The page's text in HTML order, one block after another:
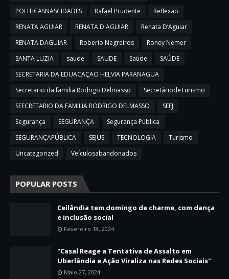
POLITICASNASCIDADES
Rafael Prudente
Reflexão
RENATA AGUIAR
RENATA D'AGUIAR
Renata D’Aguiar
RENATA DAGUIAR
Roberio Negreiros
Roney Nemer
SANTA LUZIA
saude SAUDE Saúde
SAÚDE
SECRETARIA DA EDUACAÇAO HELVIA PARANAGUA
Secretario da familia Rodrigo Delmasso
SecretáriodeTurismo
SEECRETARIO DA FAMILIA RODRIGO DELMASSO
SEFJ
Segurança
SEGURANÇA
Segurança Pública
SEGURANÇAPÚBLICA
SEJUS TECNOLOGIA
Turismo
Uncategorized
Veículosabandonados
POPULAR POSTS
Ceilândia tem domingo de charme, com dança
e inclusão social
Fevereiro 18, 2024
"Casal Reage a Tentativa de Assalto em
Uberlândia e Ação Viraliza nas Redes Sociais"
Maio 27, 2024